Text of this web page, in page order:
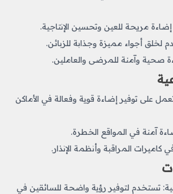
مريحة للعين وتحسين الإنتاجية.
لخلق أجواء مميزة وجذابة للزبائن.
صحية وآمنة للمرضى والعاملين.
على توفير إضاءة قوية وفعالة في الأماكن
آمنة في المواقع الخطرة.
كاميرات المراقبة وأنظمة الإنذار.
تستخدم لتوفير رؤية واضحة للسائقين في